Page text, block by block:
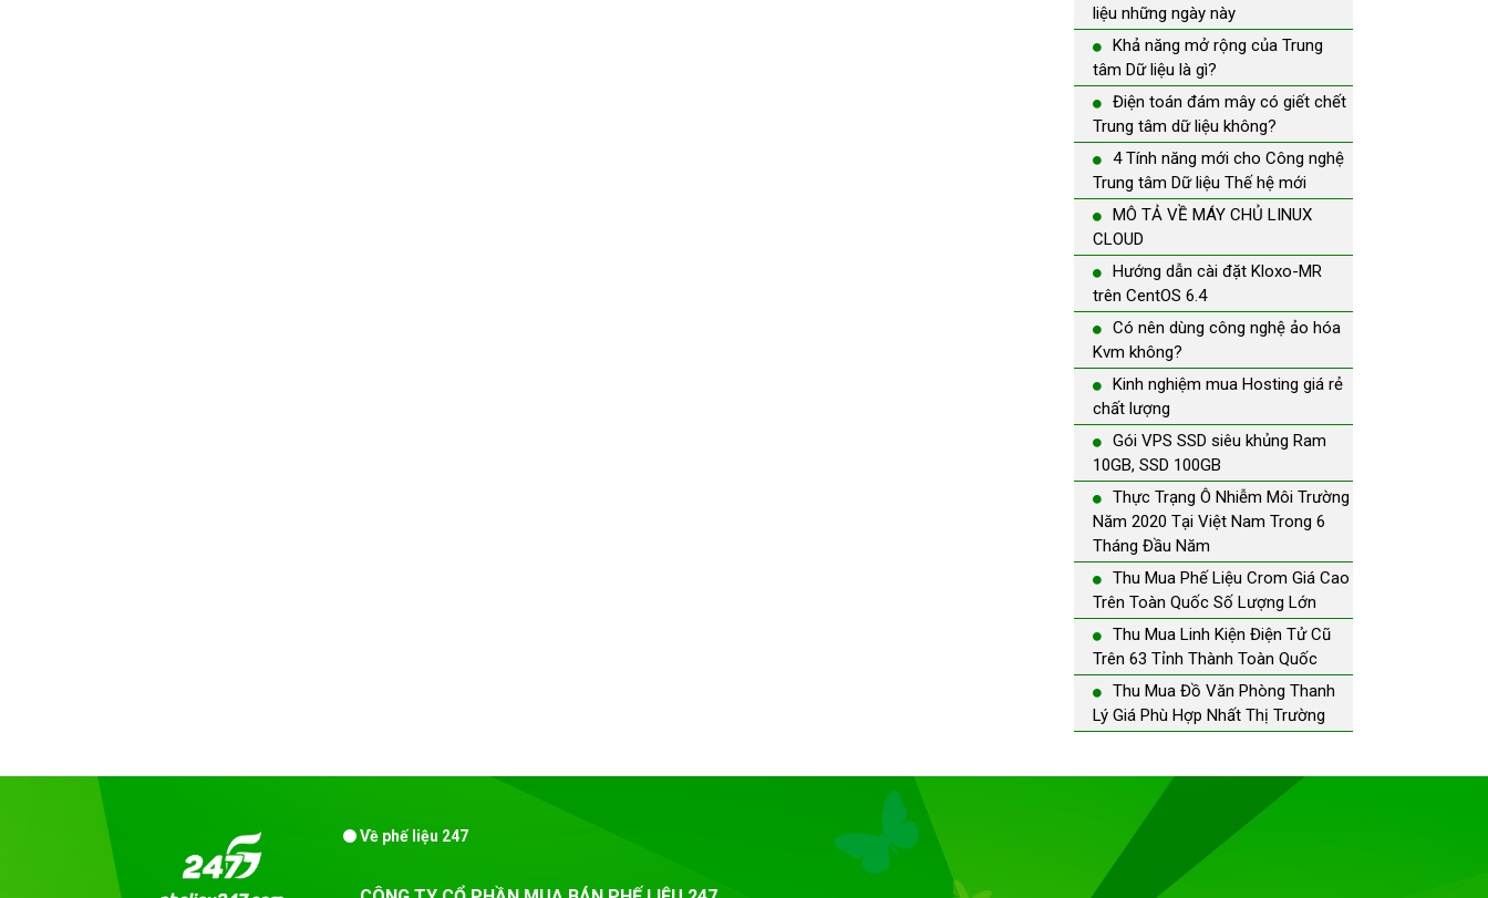
liệu những ngày này
Khả năng mở rộng của Trung
tâm Dữ liệu là gì?
Điện toán đám mây có giết chết
Trung tâm dữ liệu không?
4 Tính năng mới cho Công nghệ
Trung tâm Dữ liệu Thế hệ mới
MÔ TẢ VỀ MÁY CHỦ LINUX
CLOUD
Hướng dẫn cài đặt Kloxo-MR
trên CentOS 6.4
Có nên dùng công nghệ ảo hóa
Kvm không?
Kinh nghiệm mua Hosting giá rẻ
chất lượng
Gói VPS SSD siêu khủng Ram
10GB, SSD 100GB
Thực Trạng Ô Nhiễm Môi Trường
Năm 2020 Tại Việt Nam Trong 6
Tháng Đầu Năm
Thu Mua Phế Liệu Crom Giá Cao
Trên Toàn Quốc Số Lượng Lớn
Thu Mua Linh Kiện Điện Tử Cũ
Trên 63 Tỉnh Thành Toàn Quốc
Thu Mua Đồ Văn Phòng Thanh
Lý Giá Phù Hợp Nhất Thị Trường
Về phế liệu 247